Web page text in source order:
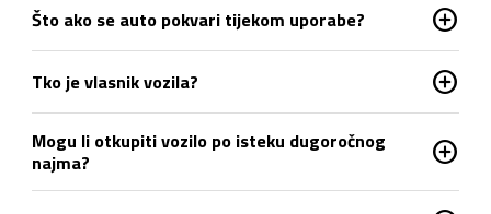
Što ako se auto pokvari tijekom uporabe? add_circle
Tko je vlasnik vozila? add_circle
Mogu li otkupiti vozilo po isteku dugoročnog
najma?
add_circle